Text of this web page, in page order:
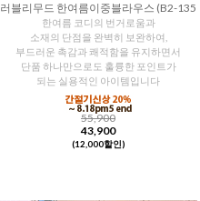
러블리무드 한여름이중블라우스 (B2-135
한여름 코디의 번거로움과
소재의 단점을 완벽히 보완하여,
부드러운 촉감과 쾌적함을 유지하면서
단품 하나만으로도 훌륭한 포인트가
되는 실용적인 아이템입니다
55,900
43,900
(12,000할인)